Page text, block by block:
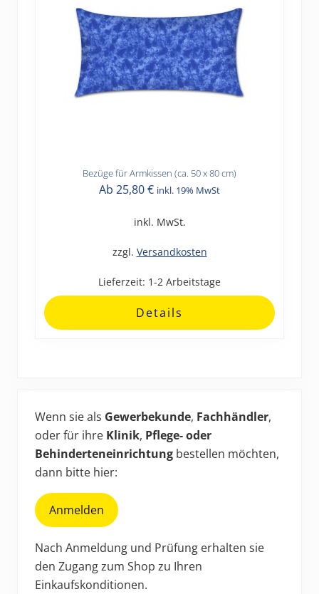
Bezüge für Armkissen (ca. 50 x 80 cm)
Ab 25,80€ inkl. 19% MwSt
inkl. MwSt.
zzgl. Versandkosten
Lieferzeit: 1-2 Arbeitstage
Details
Optionen
können
werden
Sidebar
Wenn sie als Gewerbekunde, Fachhändler,
oder für ihre Klinik, Pflege- oder
Behinderteneinrichtung bestellen möchten,
dann bitte hier:
Anmelden
Nach Anmeldung und Prüfung erhalten sie
den Zugang zum Shop zu Ihren
Einkaufskonditionen.